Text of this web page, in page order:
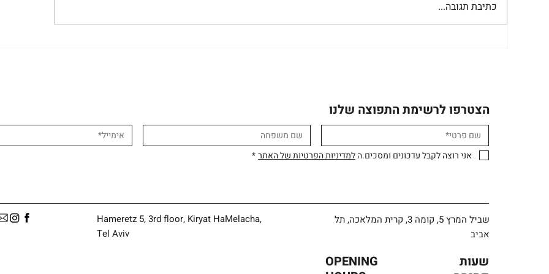
כתיבת תגובה...
הצטרפו לרשימת התפוצה שלנו
אני רוצה לקבל עדכונים ומסכים.ה למדיניות הפרטיות של האתר*
Hameretz 5, 3rd floor, Kiryat HaMelacha,
Tel Aviv
שביל המרץ 5, קומה 3, קרית המלאכה, תל
אביב
OPENING
שעות